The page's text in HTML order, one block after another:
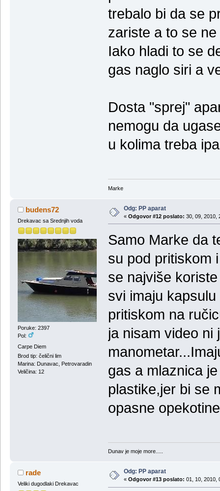
trebalo bi da se
zariste a to se ne
Iako hladi to se
gas naglo siri a
Dosta "sprej"
nemogu da
u kolima treba
Marke
budens72
Drekavac sa Srednjih voda
Poruke: 2397
Pol:
Carpe Diem
Brod tip: čelični lim
Marina: Dunavac, Petrovaradin
Veličina: 12
Odg: PP aparat
« Odgovor #12 poslato: 30, 09, 2010,
Samo Marke da
su pod pritiskom
se najviše
svi imaju
pritiskom na
ja nisam video ni
gas a mlaznica
plastike,jer bi se
opasne
Dunav je moje more.....
rade
Veliki dugodlaki Drekavac
Odg: PP aparat
« Odgovor #13 poslato: 01, 10, 2010,